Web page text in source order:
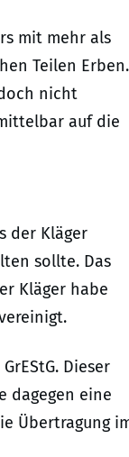
mit mehr als
Teilen Erben.
nicht
auf die
der Kläger
sollte. Das
Kläger habe
Dieser
dagegen eine
Übertragung